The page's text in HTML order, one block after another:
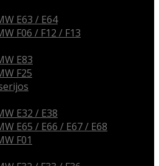
E63 / E64
F06 / F12 / F13
E83
F25
E32 / E38
E65 / E66 / E67 / E68
F01